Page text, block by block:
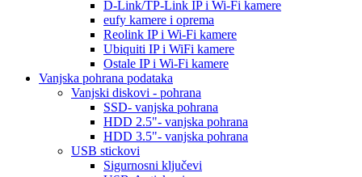
D-Link/TP-Link IP i Wi-Fi kamere
eufy kamere i oprema
Reolink IP i Wi-Fi kamere
Ubiquiti IP i WiFi kamere
Ostale IP i Wi-Fi kamere
Vanjska pohrana podataka
Vanjski diskovi - pohrana
SSD- vanjska pohrana
HDD 2.5"- vanjska pohrana
HDD 3.5"- vanjska pohrana
USB stickovi
Sigurnosni ključevi